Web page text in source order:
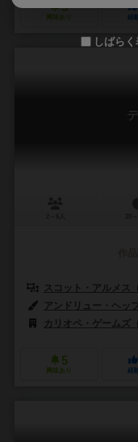
3
興味あり 経
スコット・アルメス
アンドリュー・ヘッ
カリオペ・ゲームズ
5
興味あり 経
しばら